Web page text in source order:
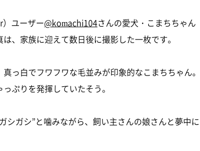
ユーザー@komachi104さんの愛犬・こまちちゃん
、家族に迎えて数日後に撮影した一枚です。
っ白でフワフワな毛並みが印象的なこまちちゃん
ぷりを発揮していたそう。
シガシ”と噛みながら、飼い主さんの娘さんと夢中